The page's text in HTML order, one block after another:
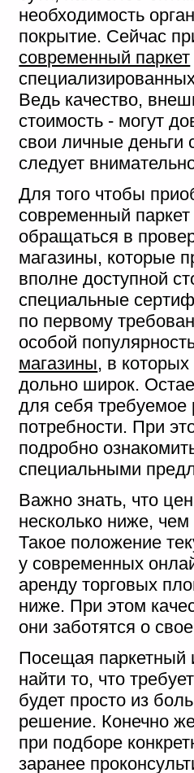
необходимость
покрытие. Сейчас
современный паркет
Ведь качество,
стоимость - могут
свои личные деньги
следует
Для того чтобы
современный
обращаться в
магазины, которые
вполне доступной
специальные
по первому
особой
магазины, в
дольно широк.
для себя требуемое
потребности. При
подробно
специальными
Важно знать, что
несколько ниже,
Такое положение
у современных
аренду торговых
ниже. При этом
они заботятся о
Посещая паркетный
найти то, что
будет просто из
решение. Конечно
при подборе
заранее